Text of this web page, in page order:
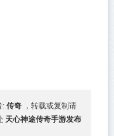
: 传奇 ，转载或复制请
天心神途传奇手游发布